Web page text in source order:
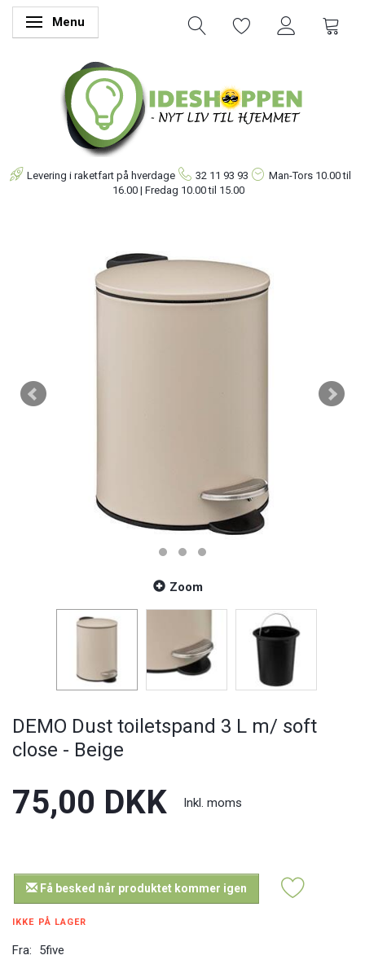
Skifte navigation
Menu
Levering i raketfart på hverdage 32 11 93 93 Man-Tors 10.00 til
16.00 | Fredag 10.00 til 15.00
Zoom
DEMO Dust toiletspand 3 L m/ soft
close - Beige
75,00 DKK Inkl. moms
Få besked når produktet kommer igen
IKKE PÅ LAGER
Fra: 5five